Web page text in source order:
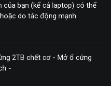
của bạn (kể cả laptop) có thể
do tác động mạnh
2TB chết cơ - Mở ổ cứng
-